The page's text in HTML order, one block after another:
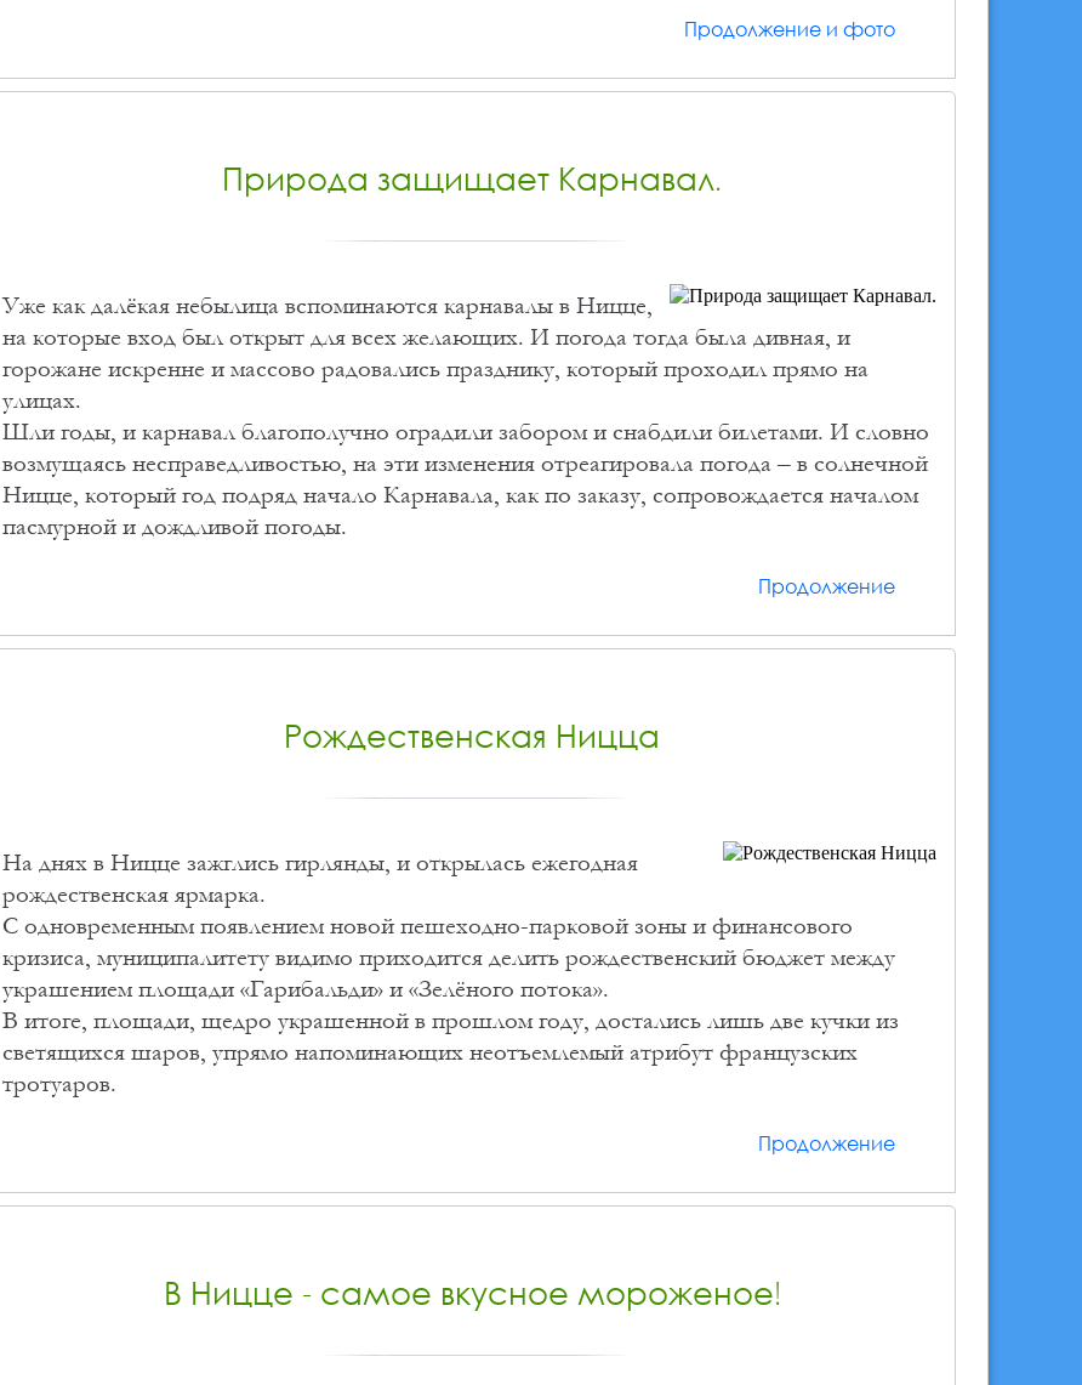
Продолжение и фото
Природа защищает Карнавал.
Уже как далёкая небылица вспоминаются карнавалы в Ницце,
на которые вход был открыт для всех желающих. И погода тогда была дивная, и
горожане искренне и массово радовались празднику, который проходил прямо на
улицах.
Шли годы, и карнавал благополучно оградили забором и снабдили билетами. И словно
возмущаясь несправедливостью, на эти изменения отреагировала погода – в солнечной
Ницце, который год подряд начало Карнавала, как по заказу, сопровождается началом
пасмурной и дождливой погоды.
Продолжение
Рождественская Ницца
На днях в Ницце зажглись гирлянды, и открылась ежегодная
рождественская ярмарка.
С одновременным появлением новой пешеходно-парковой зоны и финансового
кризиса, муниципалитету видимо приходится делить рождественский бюджет между
украшением площади «Гарибальди» и «Зелёного потока».
В итоге, площади, щедро украшенной в прошлом году, достались лишь две кучки из
светящихся шаров, упрямо напоминающих неотъемлемый атрибут французских
тротуаров.
Продолжение
В Ницце - самое вкусное мороженое!